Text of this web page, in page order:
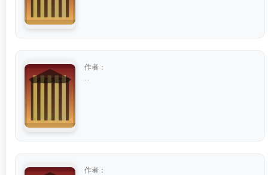
作者：
作者：